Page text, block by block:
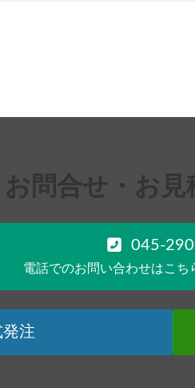
お問合せ・お
045-
電話でのお問い合わせはこち
注